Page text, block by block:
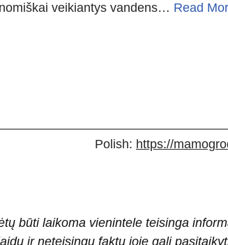
veikiantys vandens… Read
Polish: https://
būti laikoma vienintele teisinga
ir neteisingų faktų joje gali